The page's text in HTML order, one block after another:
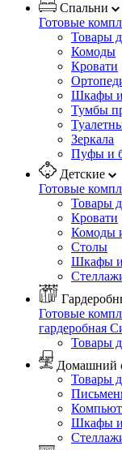
Спальни
Готовые
Товары
Комоды
Кровати
Шкафы
Тумбы
Зеркала
Пуфы и
Детские
Готовые
Товары
Кровати
Комоды
Столы
Шкафы
Готовые
гардеробная
Товары
Домашний
Товары
Шкафы